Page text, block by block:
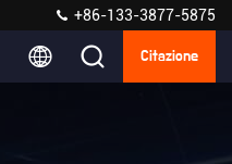
+86-133-3877-5875
Citazione